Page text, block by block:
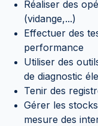
Réaliser des
(vidange,...)
Effectuer des
performance
Utiliser des
de diagnostic
Tenir des
Gérer les
mesure des